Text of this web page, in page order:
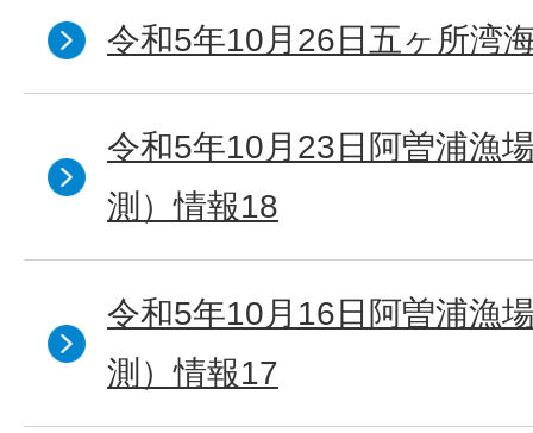
令和5年10月26日五ヶ所湾
令和5年10月23日阿曽浦漁
測）情報18
令和5年10月16日阿曽浦漁
測）情報17